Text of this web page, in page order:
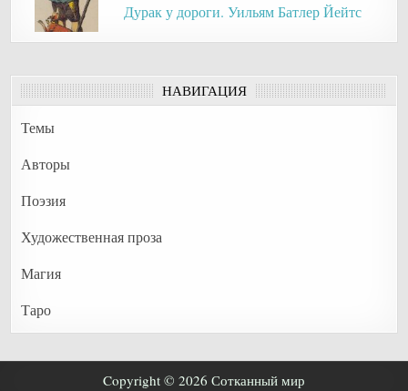
Дурак у дороги. Уильям Батлер Йейтс
НАВИГАЦИЯ
Темы
Авторы
Поэзия
Художественная проза
Магия
Таро
Copyright © 2026 Сотканный мир